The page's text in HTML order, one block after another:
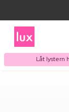
Låt lystern